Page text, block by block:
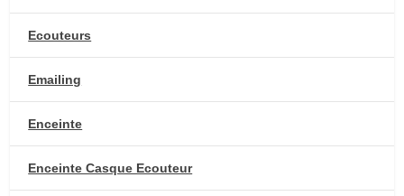
Ecouteurs
Emailing
Enceinte
Enceinte Casque Ecouteur